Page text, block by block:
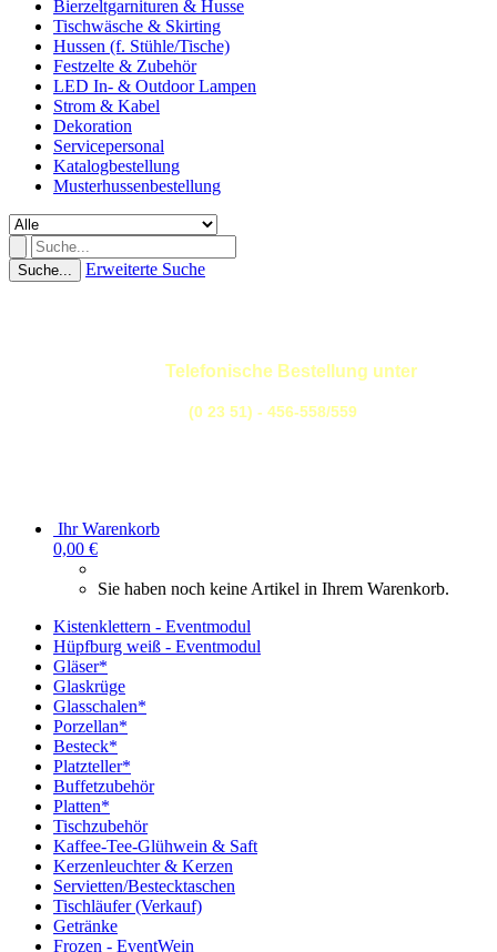
Bierzeltgarnituren & Husse
Tischwäsche & Skirting
Hussen (f. Stühle/Tische)
Festzelte & Zubehör
LED In- & Outdoor Lampen
Strom & Kabel
Dekoration
Servicepersonal
Katalogbestellung
Musterhussenbestellung
Suche... Erweiterte Suche
Telefonische Bestellung unter
(0 23 51) - 456-558/559
Ihr Warenkorb
0,00 €
Sie haben noch keine Artikel in Ihrem Warenkorb.
Kistenklettern - Eventmodul
Hüpfburg weiß - Eventmodul
Gläser*
Glaskrüge
Glasschalen*
Porzellan*
Besteck*
Platzteller*
Buffetzubehör
Platten*
Tischzubehör
Kaffee-Tee-Glühwein & Saft
Kerzenleuchter & Kerzen
Servietten/Bestecktaschen
Tischläufer (Verkauf)
Getränke
Frozen - EventWein